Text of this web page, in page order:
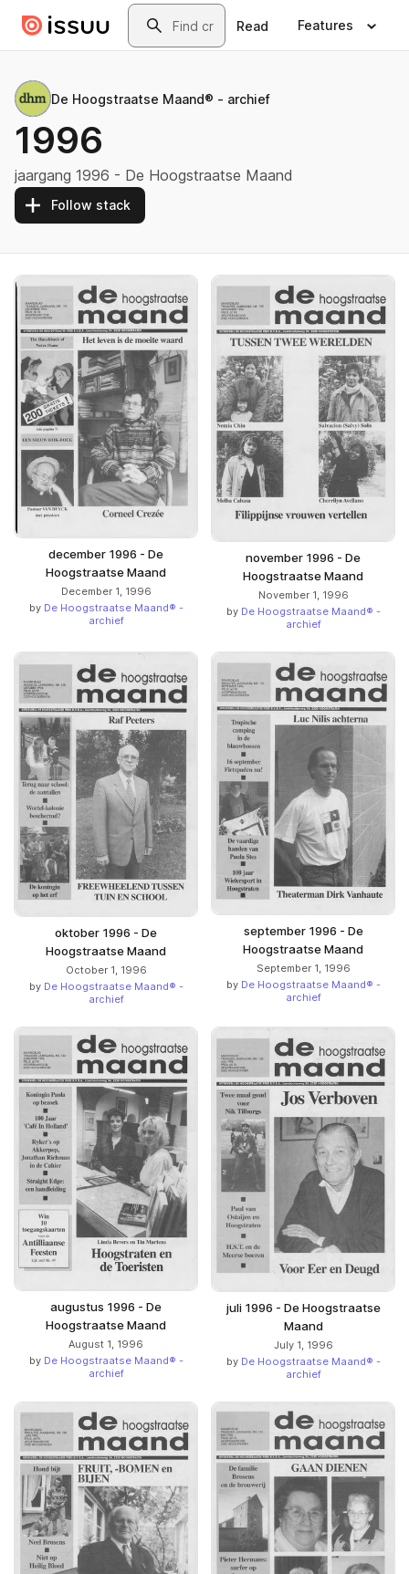
Skip to main contentSearch
Read Features
De Hoogstraatse Maand® - archief
1996
jaargang 1996 - De Hoogstraatse Maand
Follow stack
december 1996 - De
Hoogstraatse Maand
December 1, 1996
by De Hoogstraatse Maand® -
archief
november 1996 - De
Hoogstraatse Maand
November 1, 1996
by De Hoogstraatse Maand® -
archief
oktober 1996 - De
Hoogstraatse Maand
October 1, 1996
by De Hoogstraatse Maand® -
archief
september 1996 - De
Hoogstraatse Maand
September 1, 1996
by De Hoogstraatse Maand® -
archief
augustus 1996 - De
Hoogstraatse Maand
August 1, 1996
by De Hoogstraatse Maand® -
archief
juli 1996 - De Hoogstraatse
Maand
July 1, 1996
by De Hoogstraatse Maand® -
archief